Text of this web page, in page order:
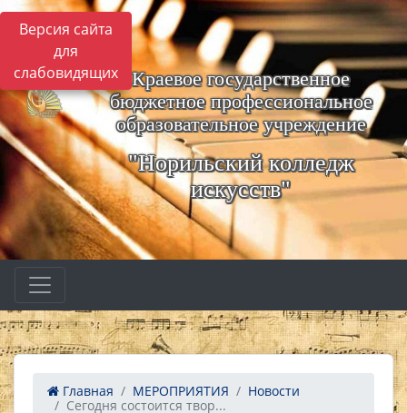
Версия сайта
для
слабовидящих
Краевое государственное
бюджетное профессиональное
образовательное учреждение
"Норильский колледж
искусств"
Главная МЕРОПРИЯТИЯ
Новости
Сегодня состоится твор...